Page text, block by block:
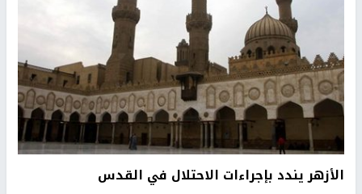
الأزهر يندد بإجراءات الاحتلال في القدس